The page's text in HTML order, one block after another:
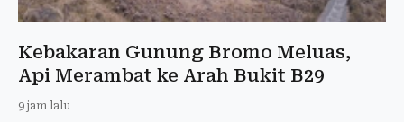
Kebakaran Gunung Bromo Meluas,
Api Merambat ke Arah Bukit B29
9 jam lalu